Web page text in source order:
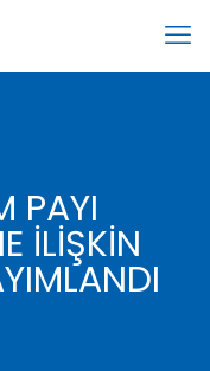
PAYI
İLİŞKİN